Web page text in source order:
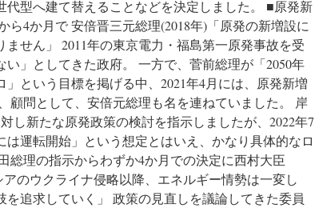
レ
朝
news
長
で、
市
民
団
体
が
批
判
via
河
北
新
報
代型へ建て替えることなどを決定しました。 ■原発新
ら4か月で 安倍晋三元総理(2018年)「原発の新増設に
せん」 2011年の東京電力・福島第一原発事故を受
」としてきた政府。 一方で、菅前総理が「2050年
という目標を掲げる中、2021年4月には、原発新増
顧問として、安倍元総理も名を連ねていました。 岸
し新たな原発政策の検討を指示しましたが、2022年7
は運転開始」という想定とはいえ、かなり具体的なロ
総理の指示からわずか4か月での決定に西村大臣
のウクライナ侵略以降、エネルギー情勢は一変し
追求していく」 政策の見直しを議論してきた委員